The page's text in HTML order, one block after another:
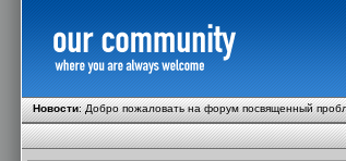
Новости:Добро пожаловать на форум посвященный